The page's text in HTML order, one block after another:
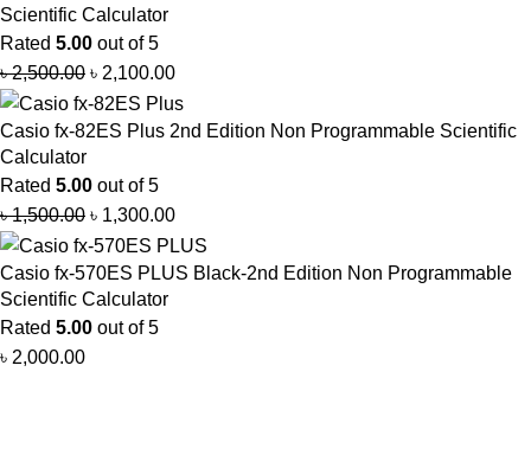
Scientific Calculator
Rated 5.00 out of 5
৳2,500.00 ৳ 2,100.00
Casio fx-82ES Plus 2nd Edition Non Programmable Scientific
Calculator
Rated 5.00 out of 5
৳1,500.00 ৳ 1,300.00
Casio fx-570ES PLUS Black-2nd Edition Non Programmable
Scientific Calculator
Rated 5.00 out of 5
৳ 2,000.00